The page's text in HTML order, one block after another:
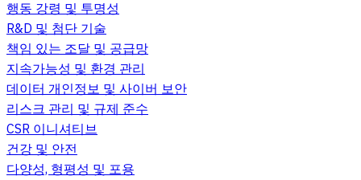
행동 강령 및 투명성
R&D 및 첨단 기술
책임 있는 조달 및 공급망
지속가능성 및 환경 관리
데이터 개인정보 및 사이버 보안
리스크 관리 및 규제 준수
CSR 이니셔티브
건강 및 안전
다양성, 형평성 및 포용